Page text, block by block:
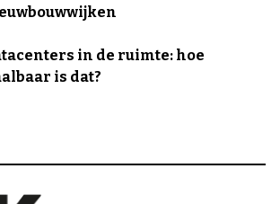
in de ruimte: hoe
is dat?